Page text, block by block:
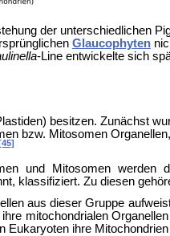
der unterschiedlichen
Glaucophyten
-Line entwickelte sich
besitzen. Zunächst
bzw. Mitosomen
und Mitosomen werden
klassifiziert. Zu diesen
aus dieser Gruppe
mitochondrialen
ihre